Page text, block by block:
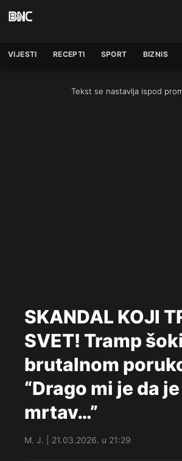
VIJESTI RECEPTI SPORT BIZNIS
Tekst se nastavlja ispod
SKANDAL KOJI
SVET! Tramp
brutalnom
“Drago mi je da je
mrtav…”
M. J. | 21.03.2026. u 21:29